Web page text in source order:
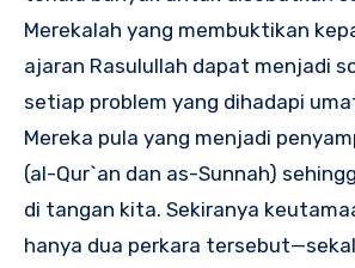
Merekalah yang membuktikan
ajaran Rasulullah dapat menjadi
setiap problem yang dihadapi
Mereka pula yang menjadi
(al-Qur`an dan as-Sunnah)
di tangan kita. Sekiranya
hanya dua perkara